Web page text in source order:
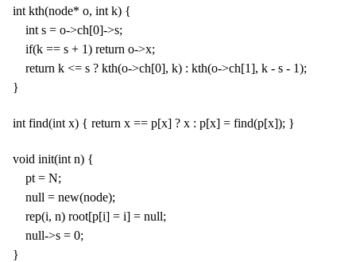
int kth(node* o, int k) {
int s = o->ch[0]->s;
if(k == s + 1) return o->x;
return k <= s ? kth(o->ch[0], k) : kth(o->ch[1], k - s - 1);
}
int find(int x) { return x == p[x] ? x : p[x] = find(p[x]); }
void init(int n) {
pt = N;
null = new(node);
rep(i, n) root[p[i] = i] = null;
null->s = 0;
}